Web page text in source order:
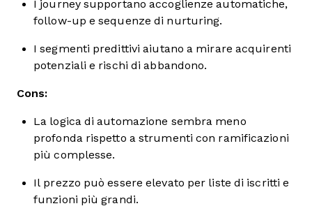
I journey supportano accoglienze automatiche,
follow-up e sequenze di nurturing.
I segmenti predittivi aiutano a mirare acquirenti
potenziali e rischi di abbandono.
Cons:
La logica di automazione sembra meno
profonda rispetto a strumenti con ramificazioni
più complesse.
Il prezzo può essere elevato per liste di iscritti e
funzioni più grandi.